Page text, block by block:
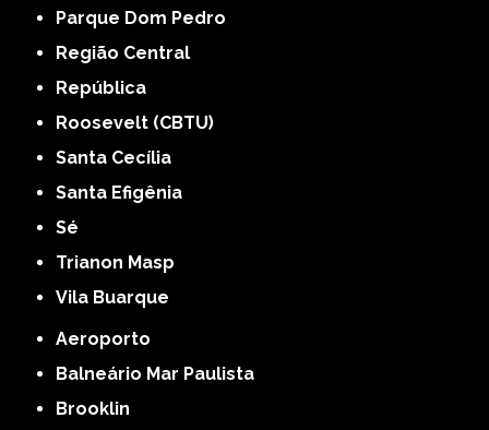
Parque Dom Pedro
Região Central
República
Roosevelt (CBTU)
Santa Cecília
Santa Efigênia
Sé
Trianon Masp
Vila Buarque
Aeroporto
Balneário Mar Paulista
Brooklin